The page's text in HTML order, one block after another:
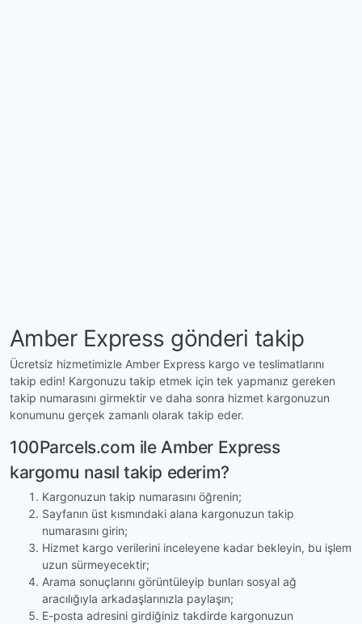
Amber Express gönderi takip
Ücretsiz hizmetimizle Amber Express kargo ve teslimatlarını
takip edin! Kargonuzu takip etmek için tek yapmanız gereken
takip numarasını girmektir ve daha sonra hizmet kargonuzun
konumunu gerçek zamanlı olarak takip eder.
100Parcels.com ile Amber Express
kargomu nasıl takip ederim?
Kargonuzun takip numarasını öğrenin;
Sayfanın üst kısmındaki alana kargonuzun takip
numarasını girin;
Hizmet kargo verilerini inceleyene kadar bekleyin, bu işlem
uzun sürmeyecektir;
Arama sonuçlarını görüntüleyip bunları sosyal ağ
aracılığıyla arkadaşlarınızla paylaşın;
E-posta adresini girdiğiniz takdirde kargonuzun